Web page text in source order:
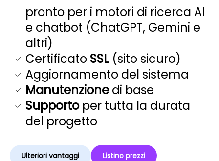
pronto per i motori di ricerca AI
e chatbot (ChatGPT, Gemini e
altri)
Certificato SSL (sito sicuro)
Aggiornamento del sistema
Manutenzione di base
Supportoper tutta la durata
del progetto
Ulteriori vantaggi Listino prezzi